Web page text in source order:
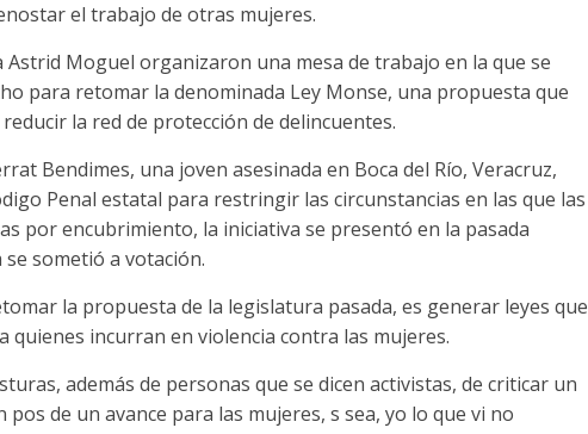
el trabajo de otras mujeres.
Moguel organizaron una mesa de trabajo en la que se
para retomar la denominada Ley Monse, una propuesta que
la red de protección de delincuentes.
Bendimes, una joven asesinada en Boca del Río, Veracruz,
Penal estatal para restringir las circunstancias en las que las
por encubrimiento, la iniciativa se presentó en la pasada
sometió a votación.
la propuesta de la legislatura pasada, es generar leyes que
quienes incurran en violencia contra las mujeres.
además de personas que se dicen activistas, de criticar un
de un avance para las mujeres, s sea, yo lo que vi no